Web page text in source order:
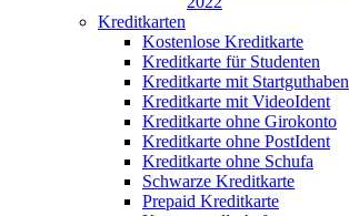
Kreditkarten
Kostenlose Kreditkarte
Kreditkarte für Studenten
Kreditkarte mit Startguthaben
Kreditkarte mit VideoIdent
Kreditkarte ohne Girokonto
Kreditkarte ohne PostIdent
Kreditkarte ohne Schufa
Schwarze Kreditkarte
Prepaid Kreditkarte